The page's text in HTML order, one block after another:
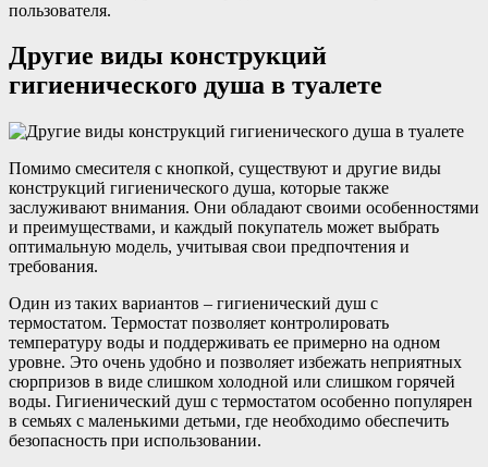
пользователя.
Другие виды конструкций
гигиенического душа в туалете
Помимо смесителя с кнопкой, существуют и другие виды
конструкций гигиенического душа, которые также
заслуживают внимания. Они обладают своими особенностями
и преимуществами, и каждый покупатель может выбрать
оптимальную модель, учитывая свои предпочтения и
требования.
Один из таких вариантов – гигиенический душ с
термостатом. Термостат позволяет контролировать
температуру воды и поддерживать ее примерно на одном
уровне. Это очень удобно и позволяет избежать неприятных
сюрпризов в виде слишком холодной или слишком горячей
воды. Гигиенический душ с термостатом особенно популярен
в семьях с маленькими детьми, где необходимо обеспечить
безопасность при использовании.